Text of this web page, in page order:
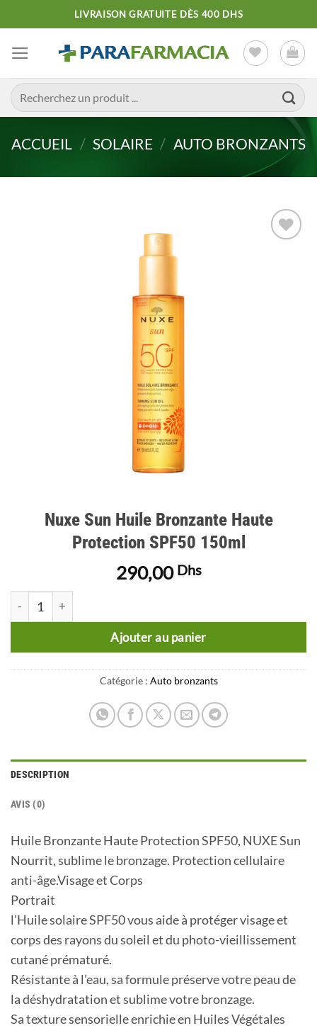
au
contenu
LIVRAISON GRATUITE DÈS 400 DHS
Recherche
pour :
ACCUEIL / SOLAIRE / AUTO BRONZANTS
Nuxe Sun Huile Bronzante Haute
Protection SPF50 150ml
290,00 Dhs
quantité de Nuxe Sun Huile Bronzante Haute Protection
Ajouter au panier
Catégorie : Auto bronzants
DESCRIPTION
AVIS (0)
Huile Bronzante Haute Protection SPF50, NUXE Sun
Nourrit, sublime le bronzage. Protection cellulaire
anti-âge.Visage et Corps
Portrait
l’Huile solaire SPF50 vous aide à protéger visage et
corps des rayons du soleil et du photo-vieillissement
cutané prématuré.
Résistante à l’eau, sa formule préserve votre peau de
la déshydratation et sublime votre bronzage.
Sa texture sensorielle enrichie en Huiles Végétales